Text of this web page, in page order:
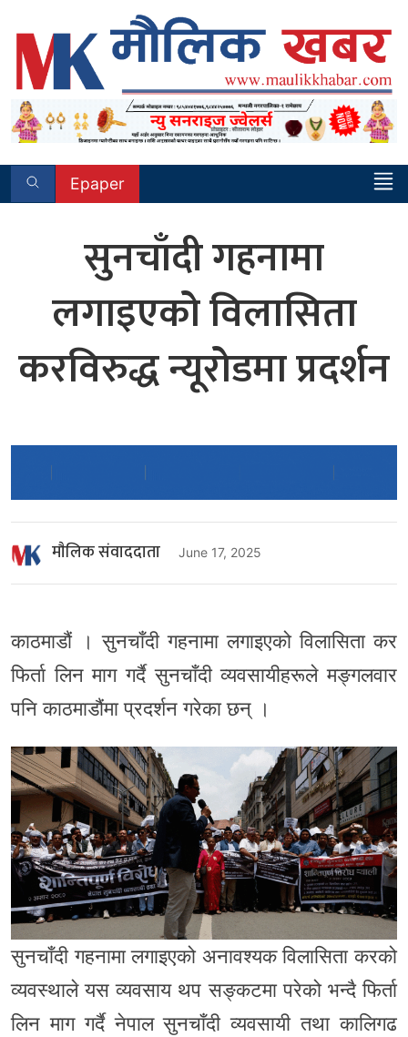
content
Epaper
सुनचाँदी गहनामा
लगाइएको विलासिता
करविरुद्ध न्यूरोडमा प्रदर्शन
माैलिक संवाददाता June 17, 2025
काठमाडौं । सुनचाँदी गहनामा लगाइएको विलासिता कर
फिर्ता लिन माग गर्दै सुनचाँदी व्यवसायीहरूले मङ्गलवार
पनि काठमाडौंमा प्रदर्शन गरेका छन् ।
सुनचाँदी गहनामा लगाइएको अनावश्यक विलासिता करको
व्यवस्थाले यस व्यवसाय थप सङ्कटमा परेको भन्दै फिर्ता
लिन माग गर्दै नेपाल सुनचाँदी व्यवसायी तथा कालिगढ